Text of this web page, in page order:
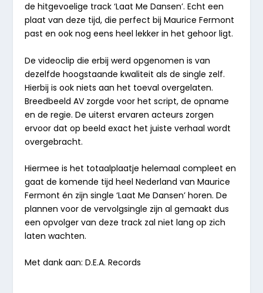
dehitgevoelige track‘Laat Me Dansen’. Echt een
plaat van deze tijd, die perfect bij Maurice Fermont
past en ook nog eens heel lekker in het gehoor ligt.
De videoclip die erbij werd opgenomen is van
dezelfde hoogstaande kwaliteit als de single zelf.
Hierbij is ook niets aan het toeval overgelaten.
Breedbeeld AV zorgde voor het script, de opname
en de regie. De uiterstervaren acteurs zorgen
ervoor dat op beeld exact het juiste verhaal wordt
overgebracht.
Hiermee is het totaalplaatjehelemaal compleet en
gaat de komende tijd heel Nederland vanMaurice
Fermontén zijn single‘Laat Me Dansen’horen. De
plannen voor de vervolgsingle zijn al gemaakt dus
een opvolger van deze track zal niet lang op zich
laten wachten.
Met dank aan: D.E.A. Records